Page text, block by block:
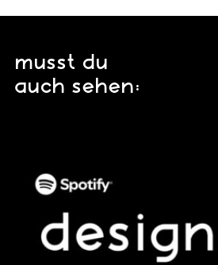
musst du
auch sehen: